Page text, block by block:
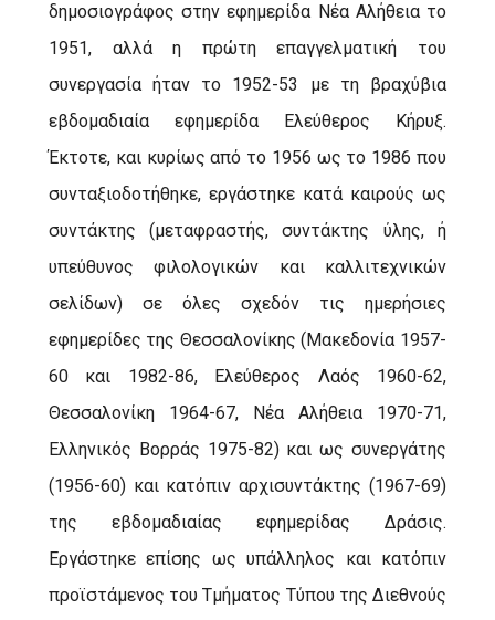
δημοσιογράφος στην εφημερίδα Νέα Αλήθεια το
1951, αλλά η πρώτη επαγγελματική του
συνεργασία ήταν το 1952-53 με τη βραχύβια
εβδομαδιαία εφημερίδα Ελεύθερος Κήρυξ.
Έκτοτε, και κυρίως από το 1956 ως το 1986 που
συνταξιοδοτήθηκε, εργάστηκε κατά καιρούς ως
συντάκτης (μεταφραστής, συντάκτης ύλης, ή
υπεύθυνος φιλολογικών και καλλιτεχνικών
σελίδων) σε όλες σχεδόν τις ημερήσιες
εφημερίδες της Θεσσαλονίκης (Μακεδονία 1957-
60 και 1982-86, Ελεύθερος Λαός 1960-62,
Θεσσαλονίκη 1964-67, Νέα Αλήθεια 1970-71,
Ελληνικός Βορράς 1975-82) και ως συνεργάτης
(1956-60) και κατόπιν αρχισυντάκτης (1967-69)
της εβδομαδιαίας εφημερίδας Δράσις.
Εργάστηκε επίσης ως υπάλληλος και κατόπιν
προϊστάμενος του Τμήματος Τύπου της Διεθνούς